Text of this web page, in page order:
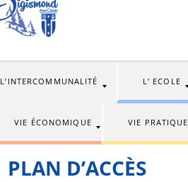
L’INTERCOMMUNALITÉ L’ ECOLE
VIE ÉCONOMIQUE VIE PRATIQUE
PLAN D’ACCÈS